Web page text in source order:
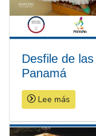
Desfile de
Panamá
Lee más